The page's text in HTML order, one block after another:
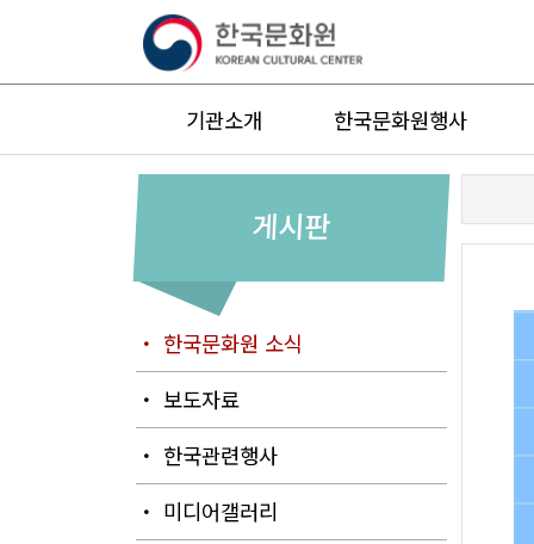
기관소개 한국문화원행사
게시판
・ 한국문화원 소식
・ 보도자료
・ 한국관련행사
・ 미디어갤러리